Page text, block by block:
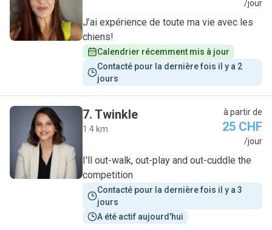
/jour
J’ai expérience de toute ma vie avec les
chiens!
Calendrier récemment mis à jour
Contacté pour la dernière fois il y a 2
jours
T
7. Twinkle
1.4 km
à partir de
25 CHF
/jour
I'll out-walk, out-play and out-cuddle the
competition
Contacté pour la dernière fois il y a 3
jours
A été actif aujourd'hui